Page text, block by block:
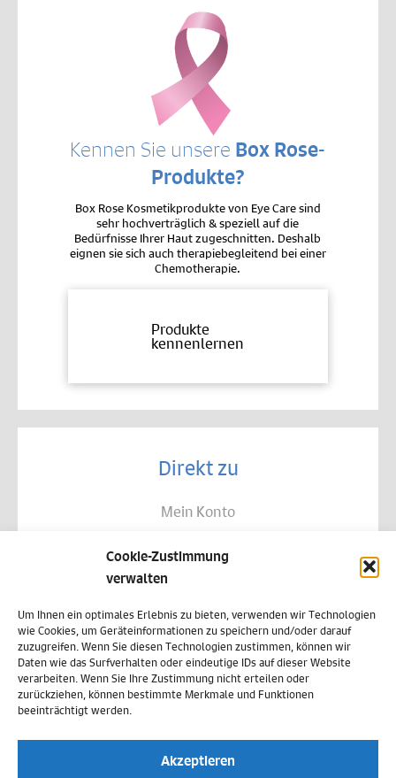
Cookie-Zustimmung
verwalten
Um Ihnen ein optimales Erlebnis zu bieten, verwenden wir Technologien
wie Cookies, um Geräteinformationen zu speichern und/oder darauf
zuzugreifen. Wenn Sie diesen Technologien zustimmen, können wir
Daten wie das Surfverhalten oder eindeutige IDs auf dieser Website
verarbeiten. Wenn Sie Ihre Zustimmung nicht erteilen oder
zurückziehen, können bestimmte Merkmale und Funktionen
beeinträchtigt werden.
Akzeptieren
Kennen Sie unsere Box Rose-
Produkte?
Box Rose Kosmetikprodukte von Eye Care sind
sehr hochverträglich & speziell auf die
Bedürfnisse Ihrer Haut zugeschnitten. Deshalb
eignen sie sich auch therapiebegleitend bei einer
Chemotherapie.
Produkte
kennenlernen
Direkt zu
Mein Konto
Allgemeine Geschäftsbedingungen
Datenschutz
Widerruf
Zahlungsweisen
Versand & Lieferung
Cookie-Richtlinie (EU)